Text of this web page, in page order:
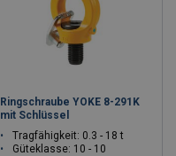
Ringschraube YOKE 8-291K
mit Schlüssel
Tragfähigkeit: 0.3 - 18 t
Güteklasse: 10 - 10